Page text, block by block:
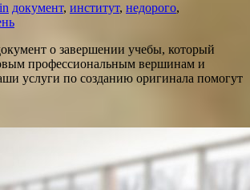
документ, институт, недорого,
о завершении учебы, который
профессиональным вершинам и
услуги по созданию оригинала помогут